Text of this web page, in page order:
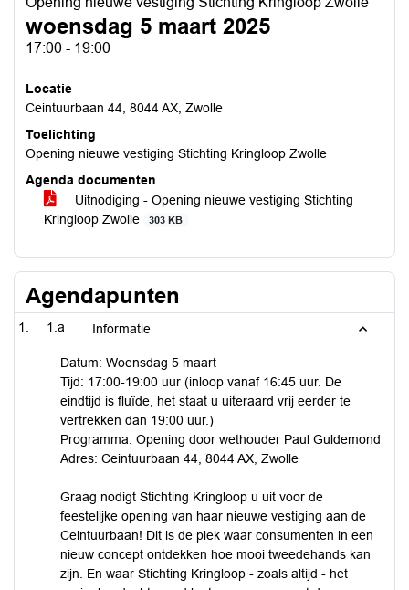
woensdag 5 maart 2025
17:00 - 19:00
Locatie
Ceintuurbaan 44, 8044 AX, Zwolle
Toelichting
Opening nieuwe vestiging Stichting Kringloop Zwolle
Agenda documenten
Uitnodiging - Opening nieuwe vestiging Stichting
Kringloop Zwolle
303 KB
Agendapunten
1.a Informatie
Datum: Woensdag 5 maart
Tijd: 17:00-19:00 uur (inloop vanaf 16:45 uur. De
eindtijd is fluïde, het staat u uiteraard vrij eerder te
vertrekken dan 19:00 uur.)
Programma: Opening door wethouder Paul Guldemond
Adres: Ceintuurbaan 44, 8044 AX, Zwolle
Graag nodigt Stichting Kringloop u uit voor de
feestelijke opening van haar nieuwe vestiging aan de
Ceintuurbaan! Dit is de plek waar consumenten in een
nieuw concept ontdekken hoe mooi tweedehands kan
zijn. En waar Stichting Kringloop - zoals altijd - het